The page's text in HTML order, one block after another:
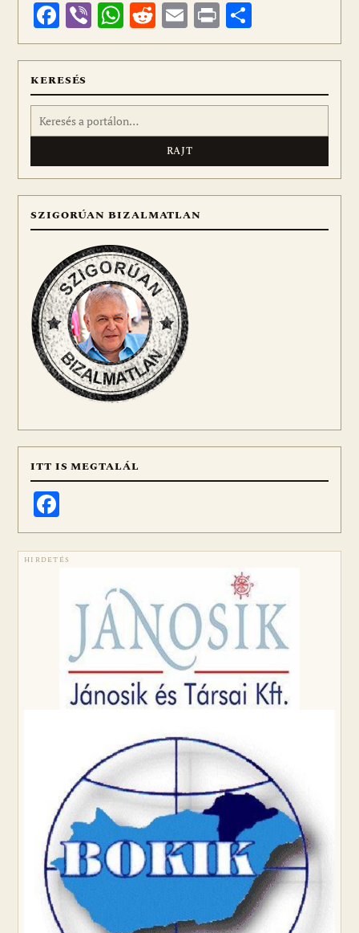
Facebook
ViberWhatsApp
Reddit
Email
Print
meg
KERESÉS
Keresés:
SZIGORÚAN BIZALMATLAN
ITT IS MEGTALÁL
HIRDETÉS